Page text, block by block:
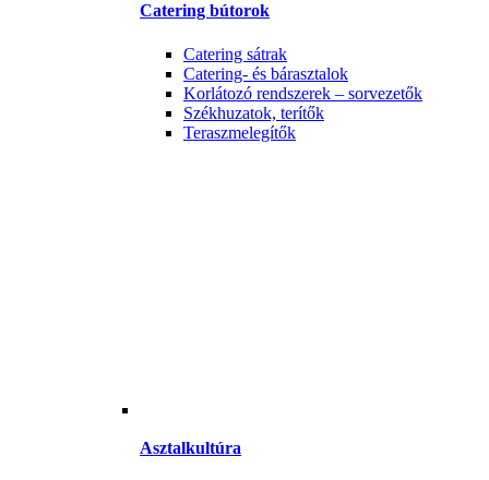
Catering bútorok
Catering sátrak
Catering- és bárasztalok
Korlátozó rendszerek – sorvezetők
Székhuzatok, terítők
Teraszmelegítők
Asztalkultúra